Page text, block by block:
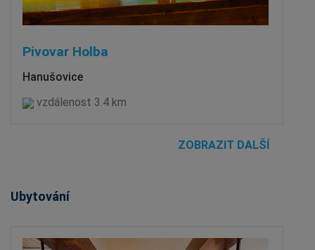
Pivovar Holba
Hanušovice
vzdálenost 3.4 km
ZOBRAZIT DALŠÍ
Ubytování